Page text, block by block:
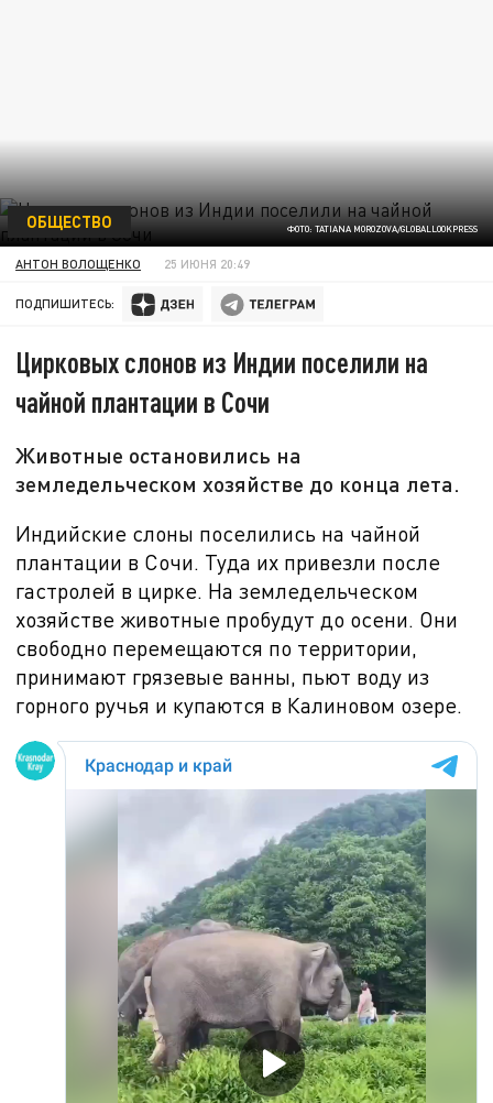
ФОТО: TATIANA MOROZOVA/GLOBALLOOKPRESS
ОБЩЕСТВО
АНТОН ВОЛОЩЕНКО 25 ИЮНЯ 20:49
ПОДПИШИТЕСЬ:
Цирковых слонов из Индии поселили на
чайной плантации в Сочи
Животные остановились на
земледельческом хозяйстве до конца лета.
Индийские слоны поселились на чайной
плантации в Сочи. Туда их привезли после
гастролей в цирке. На земледельческом
хозяйстве животные пробудут до осени. Они
свободно перемещаются по территории,
принимают грязевые ванны, пьют воду из
горного ручья и купаются в Калиновом озере.